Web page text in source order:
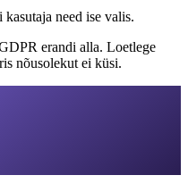
need ise valis.
erandi alla. Loetlege
nõusolekut ei küsi.